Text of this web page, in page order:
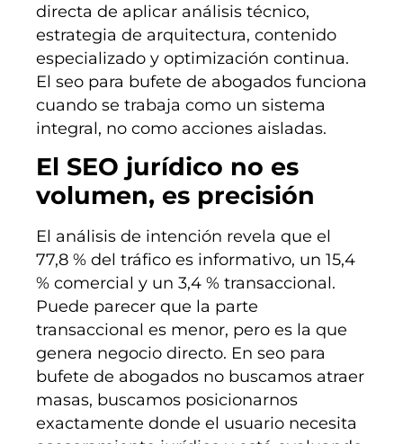
directa de aplicar análisis técnico,
estrategia de arquitectura, contenido
especializado y optimización continua.
El seo para bufete de abogados funciona
cuando se trabaja como un sistema
integral, no como acciones aisladas.
El SEO jurídico no es
volumen, es precisión
El análisis de intención revela que el
77,8 % del tráfico es informativo, un 15,4
% comercial y un 3,4 % transaccional.
Puede parecer que la parte
transaccional es menor, pero es la que
genera negocio directo. En seo para
bufete de abogados no buscamos atraer
masas, buscamos posicionarnos
exactamente donde el usuario necesita